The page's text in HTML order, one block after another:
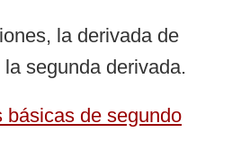
la derivada de
segunda derivada.
básicas de segundo